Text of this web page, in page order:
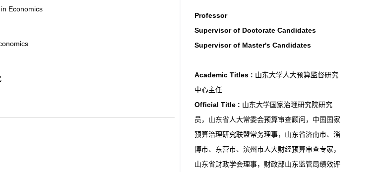
Economics
Professor
Supervisor of Doctorate Candidates
Supervisor of Master's Candidates
Academic Titles : 山东大学人大预算监督研究
中心主任
Official Title : 山东大学国家治理研究院研究
员，山东省人大常委会预算审查顾问，中国国家
预算治理研究联盟常务理事，山东省济南市、淄
博市、东营市、滨州市人大财经预算审查专家，
山东省财政学会理事，财政部山东监管局绩效评